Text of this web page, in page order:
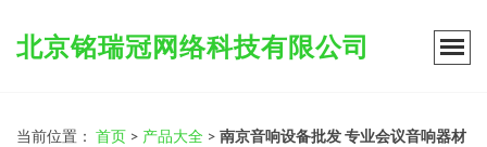
北京铭瑞冠网络科技有限公司
当前位置： 首页 > 产品大全 > 南京音响设备批发 专业会议音响器材